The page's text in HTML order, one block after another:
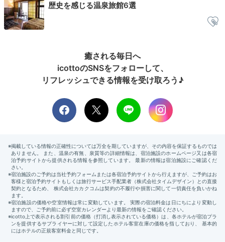
「橋乃家別館 嵐翠」には温泉棟があり、露天風呂では
茶褐色の金泉を楽しめます。内風呂からも滝川や木々の
緑が見え、爽やかな気分に。檜や槙を使ったこじんまり
別館の浴場で金泉を再度堪能。タオルが茶色に染まるくらいの源泉
です。また、母の昔話を聞いて夫と一緒にホッコリしました。かけ
がえのない時間でした。
歴史を感じる温泉旅館6選
癒される毎日へ
icottoのSNSをフォローして、
リフレッシュできる情報を受け取ろう♪